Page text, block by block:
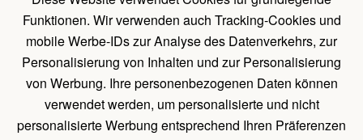
Funktionen. Wir verwenden auch Tracking-Cookies und
mobile Werbe-IDs zur Analyse des Datenverkehrs, zur
Personalisierung von Inhalten und zur Personalisierung
von Werbung. Ihre personenbezogenen Daten können
verwendet werden, um personalisierte und nicht
personalisierte Werbung entsprechend Ihren Präferenzen
Pavillons mit Wänden
UNTERLAGEN
Belehrung über das Widerrufsrecht